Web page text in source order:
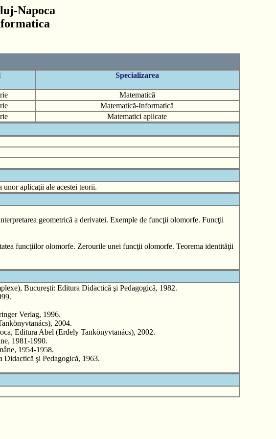
Napoca
Specializarea
Matematică
Matematică-Informatică
Matematici aplicate
aplicaţii ale acestei teorii.
geometrică a derivatei. Exemple de funcţii olomorfe. Funcţii
funcţiilor olomorfe. Zerourile unei funcţii olomorfe. Teorema identităţii
Bucureşti: Editura Didactică şi Pedagogică, 1982.
Verlag, 1996.
2004.
Editura Abel (Erdely Tankönyvtanács), 2002.
1981-1990.
1954-1958.
şi Pedagogică, 1963.